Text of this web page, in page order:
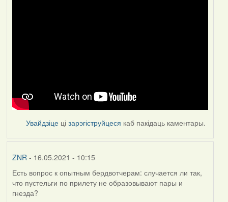
Увайдзіце цізарэгіструйцеся каб пакідаць каментары.
ZNR - 16.05.2021 - 10:15
Есть вопрос к опытным бердвотчерам: случается ли так,
что пустельги по прилету не образовывают пары и
гнезда?